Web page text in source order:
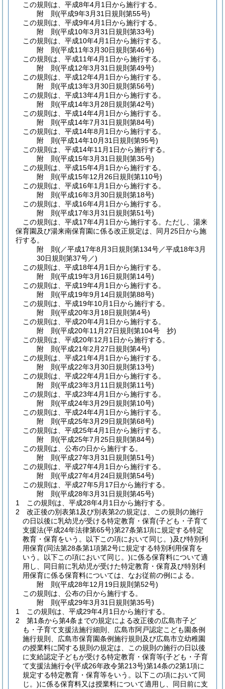
この規則は、平成8年4月1日から施行する。
附 則(平成9年3月31日規則第55号)
この規則は、平成9年4月1日から施行する。
附 則(平成10年3月31日規則第33号)
この規則は、平成10年4月1日から施行する。
附 則(平成11年3月30日規則第46号)
この規則は、平成11年4月1日から施行する。
附 則(平成12年3月31日規則第49号)
この規則は、平成12年4月1日から施行する。
附 則(平成13年3月30日規則第56号)
この規則は、平成13年4月1日から施行する。
附 則(平成14年3月28日規則第42号)
この規則は、平成14年4月1日から施行する。
附 則(平成14年7月31日規則第84号)
この規則は、平成14年8月1日から施行する。
附 則(平成14年10月31日規則第95号)
この規則は、平成14年11月1日から施行する。
附 則(平成15年3月31日規則第35号)
この規則は、平成15年4月1日から施行する。
附 則(平成15年12月26日規則第110号)
この規則は、平成16年1月1日から施行する。
附 則(平成16年3月30日規則第18号)
この規則は、平成16年4月1日から施行する。
附 則(平成17年3月31日規則第51号)
この規則は、平成17年4月1日から施行する。 ただし、湯来
保育園及び湯来南保育園に係る改正規定は、同月25日から施
行する。
附 則(／平成17年8月3日規則第134号／平成18年3月
30日規則第37号／)
この規則は、平成18年4月1日から施行する。
附 則(平成19年3月16日規則第14号)
この規則は、平成19年4月1日から施行する。
附 則(平成19年9月14日規則第88号)
この規則は、平成19年10月1日から施行する。
附 則(平成20年3月18日規則第4号)
この規則は、平成20年4月1日から施行する。
附 則(平成20年11月27日規則第104号 抄)
この規則は、平成20年12月1日から施行する。
附 則(平成21年2月27日規則第4号)
この規則は、平成21年4月1日から施行する。
附 則(平成22年3月30日規則第13号)
この規則は、平成22年4月1日から施行する。
附 則(平成23年3月11日規則第11号)
この規則は、平成23年4月1日から施行する。
附 則(平成24年3月29日規則第10号)
この規則は、平成24年4月1日から施行する。
附 則(平成25年3月29日規則第68号)
この規則は、平成25年4月1日から施行する。
附 則(平成25年7月25日規則第84号)
この規則は、公布の日から施行する。
附 則(平成27年3月31日規則第51号)
この規則は、平成27年4月1日から施行する。
附 則(平成27年4月24日規則第54号)
この規則は、平成27年5月17日から施行する。
附 則(平成28年3月31日規則第45号)
1
この規則は、平成28年4月1日から施行する。
2
改正後の別表第1及び別表第2の規定は、この規則の施行
の日以後に乳幼児が受ける特定教育・保育(子ども・子育て
支援法(平成24年法律第65号)第27条第1項に規定する特定
教育・保育をいう。以下この項において同じ。)及び特別利
用保育(同法第28条第1項第2号に規定する特別利用保育を
いう。以下この項において同じ。)に係る保育料について適
用し、同日前に乳幼児が受けた特定教育・保育及び特別利
用保育に係る保育料については、なお従前の例による。
附 則(平成28年12月19日規則第52号)
この規則は、公布の日から施行する。
附 則(平成29年3月31日規則第35号)
1
この規則は、平成29年4月1日から施行する。
2
第1条から第4条までの規定による改正後の広島市子ど
も・子育て支援法施行細則、広島市阿戸認定こども園条例
施行規則、広島市保育園条例施行規則及び広島市立幼稚園
の授業料に関する規則の規定は、この規則の施行の日以後
に支給認定子どもが受ける特定教育・保育等(子ども・子育
て支援法施行令(平成26年政令第213号)第14条の2第1項に
規定する特定教育・保育等をいう。以下この項において同
じ。)に係る保育料又は授業料について適用し、同日前に支